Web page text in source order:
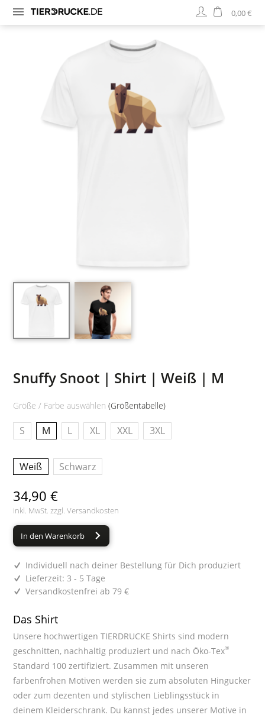
0,00 €
Snuffy Snoot | Shirt | Weiß | M
Größe / Farbe auswählen(Größentabelle)
S M L XL XXL 3XL
Weiß Schwarz
34,90 €
inkl. MwSt. zzgl.Versandkosten
In den Warenkorb
Individuell nach deiner Bestellung für Dich produziert
Lieferzeit: 3 - 5 Tage
Versandkostenfrei ab 79 €
Das Shirt
Unsere hochwertigen TIERDRUCKE Shirts sind modern
geschnitten, nachhaltig produziert und nach Öko-Tex®
Standard 100 zertifiziert. Zusammen mit unseren
farbenfrohen Motiven werden sie zum absoluten Hingucker
oder zum dezenten und stylischen Lieblingsstück in
deinem Kleiderschrank. Du kannst jedes unserer Motive in